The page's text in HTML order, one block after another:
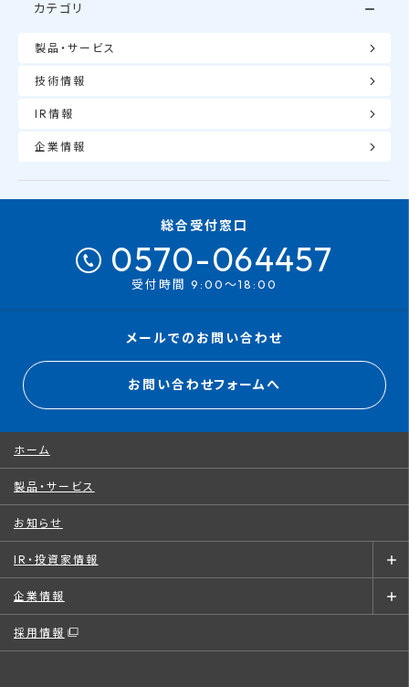
カテゴリ
製品・サービス
技術情報
IR情報
企業情報
総合受付窓口
0570-064457
受付時間 9:00～18:00
メールでのお問い合わせ
お問い合わせフォームへ
ホーム
製品・サービス
お知らせ
IR・投資家情報
企業情報
採用情報